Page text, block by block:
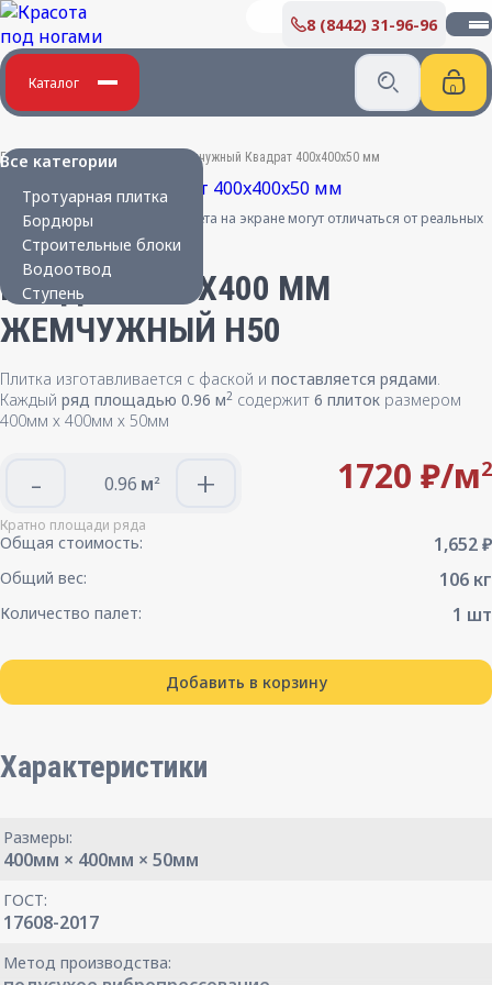
Производство бетонных изделий
Дипломы и благодарности
ПОКУПАТЕЛЮ
Укладка плитки
Карта партнера
Сертификаты
Парковая мебель
КОНТАКТЫ
8 (8442) 31-96-96
Каталог
Все категории
Тротуарная плитка
Бордюры
Строительные блоки
Водоотвод
Ступень
Главная/Бетонные изделия Жемчужный Квадрат 400x400x50 мм
Цвета на экране могут отличаться от реальных
КВАДРАТ 400X400 ММ
ЖЕМЧУЖНЫЙ H50
Плитка изготавливается с фаской и поставляется рядами.
Каждый ряд площадью 0.96 м2 содержит 6 плиток размером
400мм х 400мм х 50мм
- м2 +
Кратно площади ряда
1720 ₽/м2
Общая стоимость: 1,652 ₽
Общий вес: 106 кг
Количество палет: 1 шт
Добавить в корзину
Характеристики
Размеры:
400мм × 400мм × 50мм
ГОСТ:
17608-2017
Метод производства: